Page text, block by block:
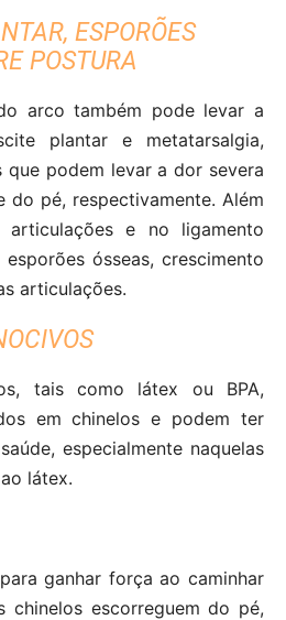
ESPORÕES
POSTURA
arco também pode levar a
plantar e metatarsalgia,
podem levar a dor severa
do pé, respectivamente. Além
e no ligamento
ósseas, crescimento
articulações.
tais como látex ou BPA,
em chinelos e podem ter
especialmente naquelas
látex.
ganhar força ao caminhar
escorreguem do pé,